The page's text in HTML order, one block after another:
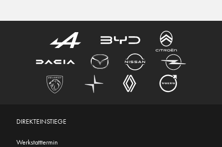
DIREKTEINSTIEGE
Werkstatttermin